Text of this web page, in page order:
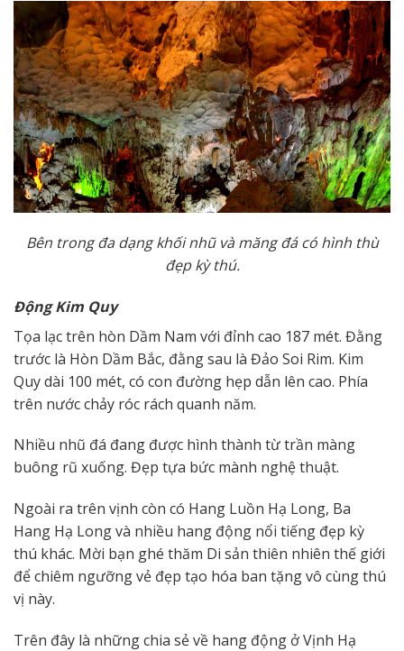
Bên trong đa dạng khối nhũ và măng đá có hình thù
đẹp kỳ thú.
Động Kim Quy
Tọa lạc trên hòn Dầm Nam với đỉnh cao 187 mét. Đằng
trước là Hòn Dầm Bắc, đằng sau là Đảo Soi Rim. Kim
Quy dài 100 mét, có con đường hẹp dẫn lên cao. Phía
trên nước chảy róc rách quanh năm.
Nhiều nhũ đá đang được hình thành từ trần màng
buông rũ xuống. Đẹp tựa bức mành nghệ thuật.
Ngoài ra trên vịnh còn có Hang Luồn Hạ Long, Ba
Hang Hạ Long và nhiều hang động nổi tiếng đẹp kỳ
thú khác. Mời bạn ghé thăm Di sản thiên nhiên thế giới
để chiêm ngưỡng vẻ đẹp tạo hóa ban tặng vô cùng thú
vị này.
Trên đây là những chia sẻ về hang động ở Vịnh Hạ